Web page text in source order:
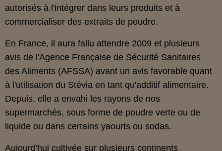
autorisés à l'intégrer dans leurs produits et à
commercialiser des extraits de poudre.
En France, il aura fallu attendre 2009 et plusieurs
avis de l'Agence Française de Sécurité Sanitaires
des Aliments (AFSSA) avant un avis favorable quant
à l'utilisation du Stévia en tant qu'additif alimentaire.
Depuis, elle a envahi les rayons de nos
supermarchés, sous forme de poudre verte ou de
liquide ou dans certains yaourts ou sodas.
Aujourd'hui cultivée sur plusieurs continents